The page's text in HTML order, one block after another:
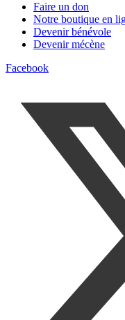
Faire un don
Notre boutique en
Devenir bénévole
Devenir mécène
Facebook